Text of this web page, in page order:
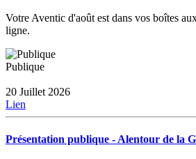
Votre Aventic d'août est dans vos boîtes
ligne.
Publique
20 Juillet 2026
Lien
Présentation publique - Alentour de la